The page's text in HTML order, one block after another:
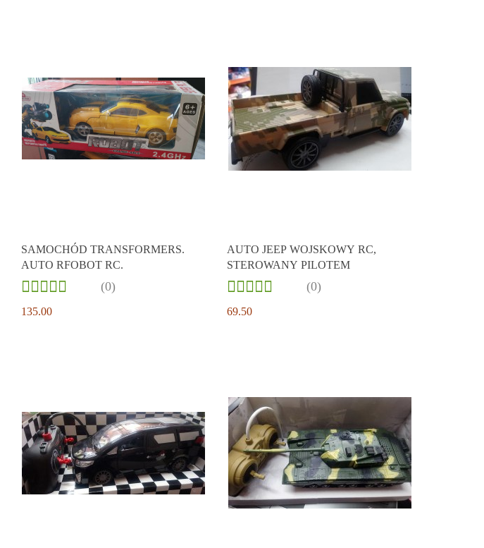
SAMOCHÓD TRANSFORMERS.
AUTO RFOBOT RC.
(0)
135.00
Produkt niedostępny
AUTO JEEP WOJSKOWY RC,
STEROWANY PILOTEM
(0)
69.50